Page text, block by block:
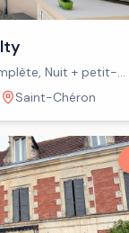
Nuit + petit-
Saint-Chéron